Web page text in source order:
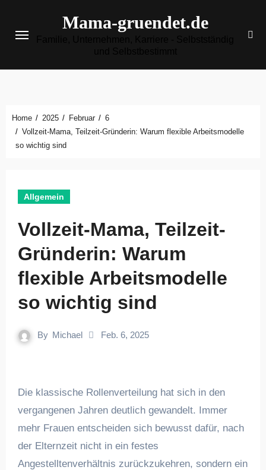
springen
Mama-gruendet.de
Home 2025 Februar
6
Vollzeit-Mama, Teilzeit-Gründerin: Warum flexible Arbeitsmodelle
so wichtig sind
Allgemein
Vollzeit-Mama, Teilzeit-
Gründerin: Warum
flexible Arbeitsmodelle
so wichtig sind
By Michael Feb. 6, 2025
Die klassische Rollenverteilung hat sich in den
vergangenen Jahren deutlich gewandelt. Immer
mehr Frauen entscheiden sich bewusst dafür, nach
der Elternzeit nicht in ein festes
Angestelltenverhältnis zurückzukehren, sondern ein